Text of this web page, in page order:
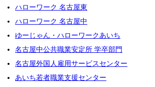
ハローワーク 名古屋東
ハローワーク 名古屋中
ゆーじゃん・ハローワークあいち
名古屋中公共職業安定所 学卒部門
名古屋外国人雇用サービスセンター
あいち若者職業支援センター